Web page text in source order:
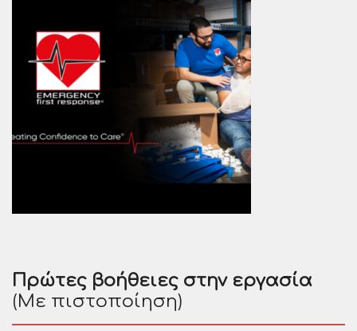
Πρώτες βοήθειες στην εργασία
(Με πιστοποίηση)